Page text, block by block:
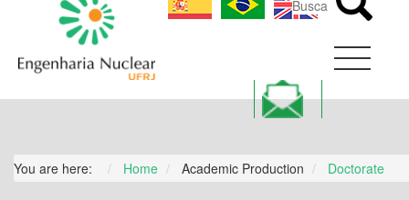
CONTEÚDO
You are here: Home Academic Production Doctorate